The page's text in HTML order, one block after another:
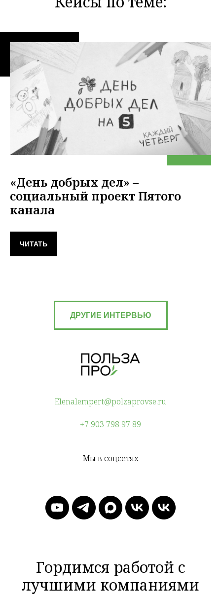
«День добрых дел» –
социальный проект Пятого
канала
ЧИТАТЬ
ДРУГИЕ ИНТЕРВЬЮ
Elenalempert@polzaprovse.ru
+7 903 798 97 89
Мы в соцсетях
Гордимся работой с
лучшими компаниями